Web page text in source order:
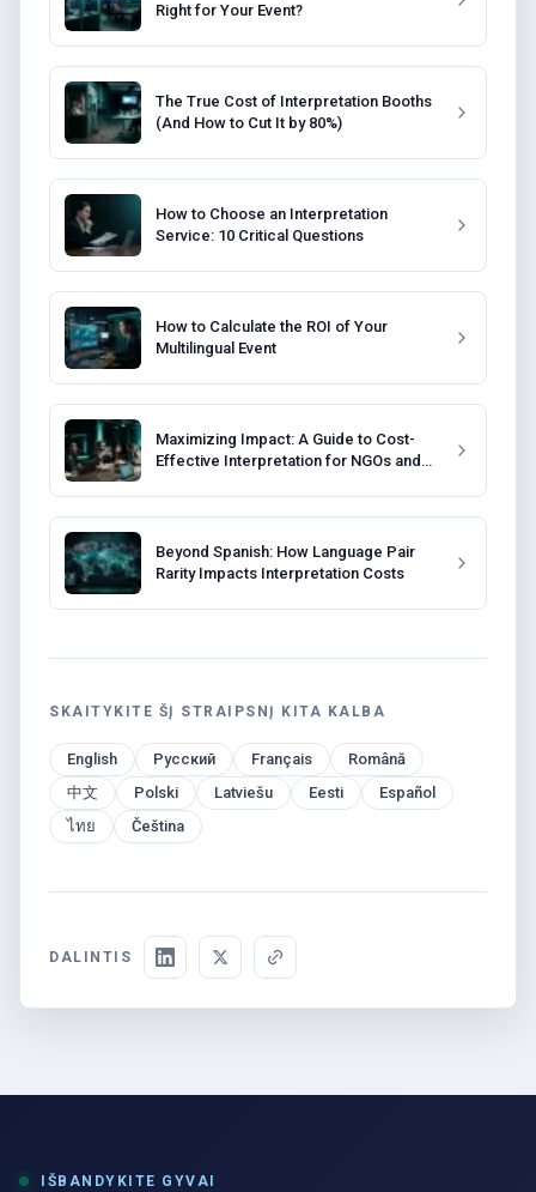
Right for Your Event?
The True Cost of Interpretation Booths
(And How to Cut It by 80%)
How to Choose an Interpretation
Service: 10 Critical Questions
How to Calculate the ROI of Your
Multilingual Event
Maximizing Impact: A Guide to Cost-
Effective Interpretation for NGOs and
Beyond Spanish: How Language Pair
Rarity Impacts Interpretation Costs
SKAITYKITE ŠĮ STRAIPSNĮ KITA KALBA
English Русский Français
Română
中文
Polski Latviešu Eesti
Español
ไทย
Čeština
DALINTIS
IŠBANDYKITE GYVAI